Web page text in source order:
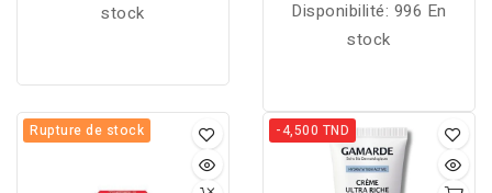
stock
Disponibilité: 996 En
stock
Rupture de stock -4,500 TND